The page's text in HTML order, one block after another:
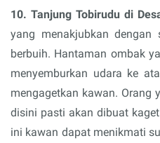
10. Tanjung Tobirudu di
yang menakjubkan dengan
berbuih. Hantaman ombak
menyemburkan udara ke
mengagetkan kawan. Orang
disini pasti akan dibuat
ini kawan dapat menikmati